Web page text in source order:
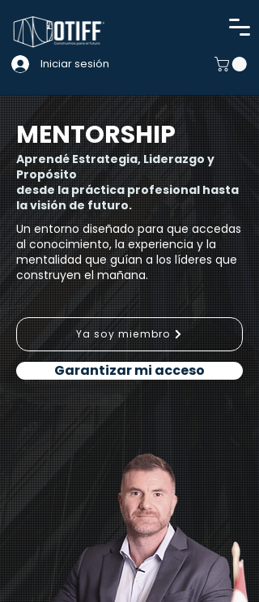
Iniciar sesión
MENTORSHIP
Aprendé Estrategia, Liderazgo y
Propósito
desde la práctica profesional hasta
la visión de futuro.
Un entorno diseñado para que accedas
al conocimiento, la experiencia y la
mentalidad que guían a los líderes que
construyen el mañana.
Ya soy miembro
Garantizar mi acceso